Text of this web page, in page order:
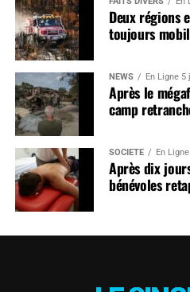
Deux régions
toujours
NEWS En Ligne 5
Après le
camp
SOCIÉTÉ En
Après dix
bénévoles